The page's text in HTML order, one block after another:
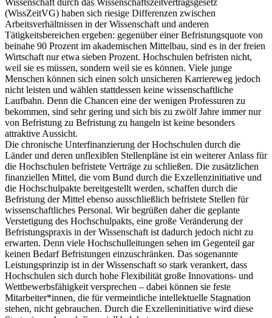
(WissZeitVG) haben sich riesige Differenzen zwischen
Arbeitsverhältnissen in der Wissenschaft und anderen
Tätigkeitsbereichen ergeben: gegenüber einer Befristungsquote von
beinahe 90 Prozent im akademischen Mittelbau, sind es in der freien
Wirtschaft nur etwa sieben Prozent. Hochschulen befristen nicht,
weil sie es müssen, sondern weil sie es können. Viele junge
Menschen können sich einen solch unsicheren Karriereweg jedoch
nicht leisten und wählen stattdessen keine wissenschaftliche
Laufbahn. Denn die Chancen eine der wenigen Professuren zu
bekommen, sind sehr gering und sich bis zu zwölf Jahre immer nur
von Befristung zu Befristung zu hangeln ist keine besonders
attraktive Aussicht.
Die chronische Unterfinanzierung der Hochschulen durch die
Länder und deren unflexiblen Stellenpläne ist ein weiterer Anlass für
die Hochschulen befristete Verträge zu schließen. Die zusätzlichen
finanziellen Mittel, die vom Bund durch die Exzellenzinitiative und
die Hochschulpakte bereitgestellt werden, schaffen durch die
Befristung der Mittel ebenso ausschließlich befristete Stellen für
wissenschaftliches Personal. Wir begrüßen daher die geplante
Verstetigung des Hochschulpakts, eine große Veränderung der
Befristungspraxis in der Wissenschaft ist dadurch jedoch nicht zu
erwarten. Denn viele Hochschulleitungen sehen im Gegenteil gar
keinen Bedarf Befristungen einzuschränken. Das sogenannte
Leistungsprinzip ist in der Wissenschaft so stark verankert, dass
Hochschulen sich durch hohe Flexibilität große Innovations- und
Wettbewerbsfähigkeit versprechen – dabei können sie feste
Mitarbeiter*innen, die für vermeintliche intellektuelle Stagnation
stehen, nicht gebrauchen. Durch die Exzelleninitiative wird diese